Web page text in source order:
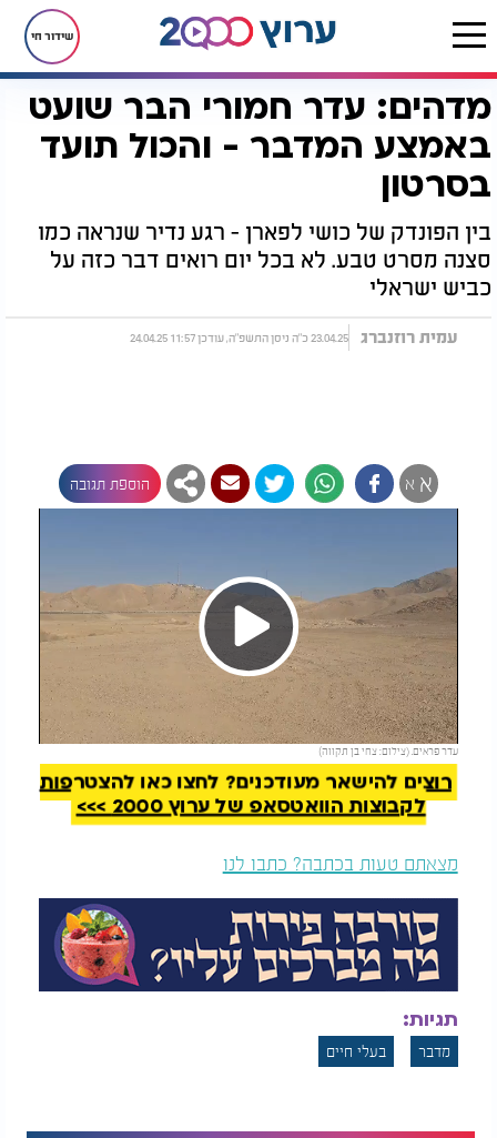
שידור חי
דף הבית רץ בוואטסאפ מדהים: עדר חמורי הבר שועט באמצע המדבר - והכול תועד בסרטון
מדהים: עדר חמורי הבר שועט
באמצע המדבר - והכול תועד
בסרטון
בין הפונדק של כושי לפארן - רגע נדיר שנראה כמו
סצנה מסרט טבע. לא בכל יום רואים דבר כזה על
כביש ישראלי
עמית רוזנברג 23.04.25 כ"ה ניסן התשפ"ה, עודכן 11:57 24.04.25
א א הוספת תגובה
Play
Video
עדר פראים. (צילום: צחי בן תקווה)
להמשך קריאה
רוצים להישאר מעודכנים? לחצו כאן להצטרפות
לקבוצות הוואטסאפ של ערוץ 2000 >>>
מצאתם טעות בכתבה? כתבו לנו
תגיות:
מדבר בעלי חיים